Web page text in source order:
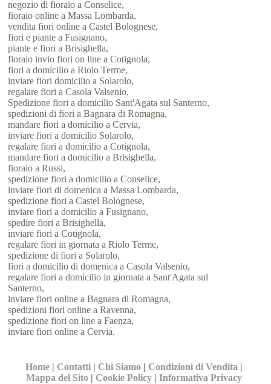
negozio di fioraio a Conselice,
fioraio online a Massa Lombarda,
vendita fiori online a Castel Bolognese,
fiori e piante a Fusignano,
piante e fiori a Brisighella,
fioraio invio fiori on line a Cotignola,
fiori a domicilio a Riolo Terme,
inviare fiori domicilio a Solarolo,
regalare fiori a Casola Valsenio,
Spedizione fiori a domicilio Sant'Agata sul Santerno,
spedizioni di fiori a Bagnara di Romagna,
mandare fiori a domicilio a Cervia,
inviare fiori a domicilio Solarolo,
regalare fiori a domicilio a Cotignola,
mandare fiori a domicilio a Brisighella,
fioraio a Russi,
spedizione fiori a domicilio a Conselice,
inviare fiori di domenica a Massa Lombarda,
spedizione fiori a Castel Bolognese,
inviare fiori a domicilio a Fusignano,
spedire fiori a Brisighella,
inviare fiori a Cotignola,
regalare fiori in giornata a Riolo Terme,
spedizione di fiori a Solarolo,
fiori a domicilio di domenica a Casola Valsenio,
regalare fiori a domicilio in giornata a Sant'Agata sul
Santerno,
inviare fiori online a Bagnara di Romagna,
spedizioni fiori online a Ravenna,
spedizione fiori on line a Faenza,
inviare fiori online a Cervia.
Home | Contatti | Chi Siamo | Condizioni di Vendita |
Mappa del Sito | Cookie Policy |Informativa Privacy